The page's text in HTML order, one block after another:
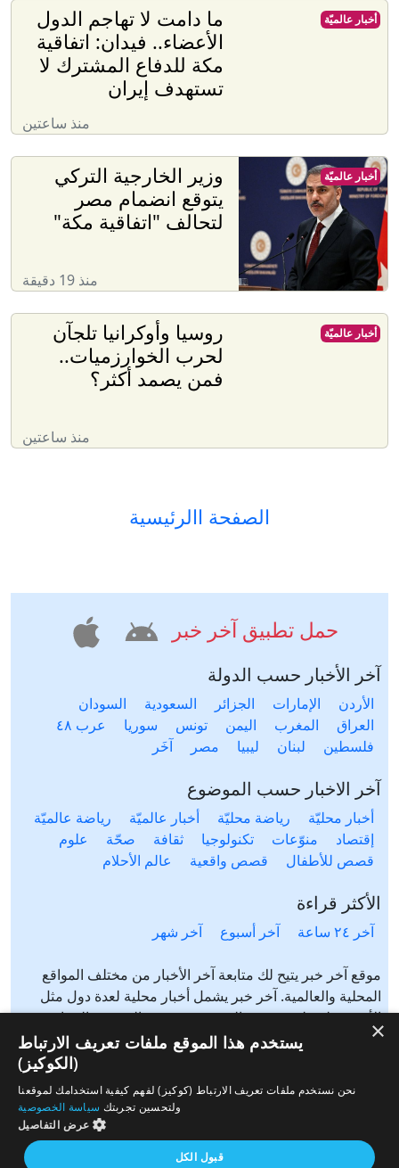
ما دامت لا تهاجم الدول
الأعضاء.. فيدان: اتفاقية
مكة للدفاع المشترك لا
تستهدف إيران
منذ ساعتين
أخبار عالميّة
وزير الخارجية التركي
يتوقع انضمام مصر
لتحالف "اتفاقية مكة"
منذ 19 دقيقة
أخبار عالميّة
روسيا وأوكرانيا تلجآن
لحرب الخوارزميات..
فمن يصمد أكثر؟
منذ ساعتين
أخبار عالميّة
الصفحة االرئيسية
حمل تطبيق آخر خبر
آخر الأخبار حسب الدولة
الأردن الإمارات الجزائر السعودية
السودان
العراق
المغرب اليمن تونس سوريا
عرب ٤٨
فلسطين
لبنان ليبيا مصر آخَر
آخر الاخبار حسب الموضوع
أخبار محليّة رياضة محليّة أخبار عالميّة
رياضة عالميّة
إقتصاد
منوّعات تكنولوجيا ثقافة صحّة
علوم
قصص للأطفال
قصص واقعية عالم الأحلام
الأكثر قراءة
آخر ٢٤ ساعة آخر أسبوع آخر شهر
موقع آخر خبر يتيح لك متابعة آخر الأخبار من مختلف المواقع
المحلية والعالمية. آخر خبر يشمل أخبار محلية لعدة دول مثل
الأردن، فلسطين، مصر، السعودية، تونس، المغرب، الجزائر،
عرب ٤٨، لبنان، العراق، اليمن وغيرها آخر خبر يتيح متابعة أخبار
من شتى المواضيع مثل: أخبار محلية، أخبار عالمية، رياضة،
إقتصاد، ثقافة، منوعات وغيرها تابع الأخبار المحلية والعالمية من
مختلف المواقع الإخبارية: الجزيرة، العربية، بي بي سي، سي ان
×
يستخدم هذا الموقع ملفات تعريف الارتباط
(الكوكيز)
نحن نستخدم ملفات تعريف الارتباط (كوكيز) لفهم كيفية استخدامك لموقعنا
ولتحسين تجربتك سياسة الخصوصية
عرض التفاصيل
قبول الكل